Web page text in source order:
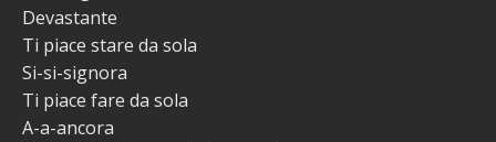
Devastante
Ti piace stare da sola
Si-si-signora
Ti piace fare da sola
A-a-ancora